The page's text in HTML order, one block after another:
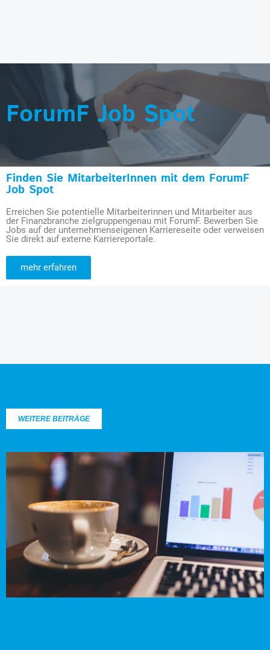
ForumF Job Spot
Finden Sie MitarbeiterInnen mit dem ForumF
Job Spot
Erreichen Sie potentielle Mitarbeiterinnen und Mitarbeiter aus
der Finanzbranche zielgruppengenau mit ForumF. Bewerben Sie
Jobs auf der unternehmenseigenen Karriereseite oder verweisen
Sie direkt auf externe Karriereportale.
mehr erfahren
WEITERE BEITRÄGE